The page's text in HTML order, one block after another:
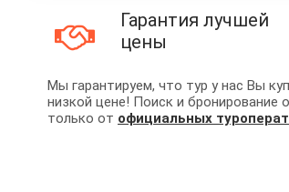
Гарантия лучшей
цены
Мы гарантируем, что тур у нас Вы
низкой цене! Поиск и бронирование
только от официальных